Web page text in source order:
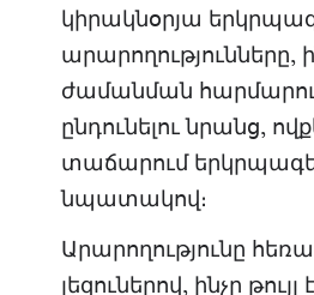
կիրակնօրյա
արարողությունները,
ժամանման
ընդունելու նրանց,
տաճարում
նպատակով։
Արարողությունը
լեզուներով, ինչը